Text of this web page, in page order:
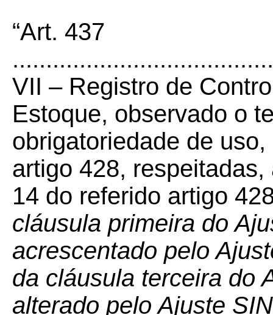
“Art. 437
VII – Registro de
Estoque, observado o
obrigatoriedade de
artigo 428,
14 do referido artigo
cláusula primeira do
acrescentado pelo
da cláusula terceira do
alterado pelo Ajuste